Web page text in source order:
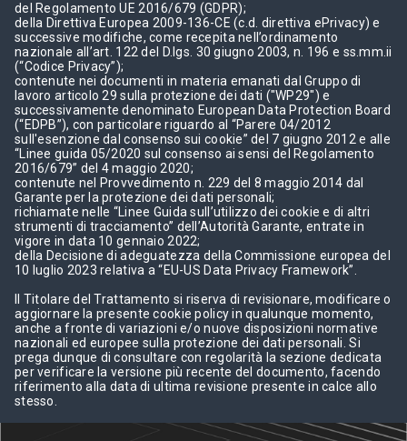
del Regolamento UE 2016/679 (GDPR);
della Direttiva Europea 2009-136-CE (c.d. direttiva ePrivacy) e
successive modifiche, come recepita nell’ordinamento
nazionale all’art. 122 del D.lgs. 30 giugno 2003, n. 196 e ss.mm.ii
(“Codice Privacy”);
contenute nei documenti in materia emanati dal Gruppo di
lavoro articolo 29 sulla protezione dei dati ("WP29") e
successivamente denominato European Data Protection Board
(“EDPB”), con particolare riguardo al “Parere 04/2012
sull'esenzione dal consenso sui cookie” del 7 giugno 2012 e alle
“Linee guida 05/2020 sul consenso ai sensi del Regolamento
2016/679” del 4 maggio 2020;
contenute nel Provvedimento n. 229 del 8 maggio 2014 dal
Garante per la protezione dei dati personali;
richiamate nelle “Linee Guida sull’utilizzo dei cookie e di altri
strumenti di tracciamento” dell’Autorità Garante, entrate in
vigore in data 10 gennaio 2022;
della Decisione di adeguatezza della Commissione europea del
10 luglio 2023 relativa a “EU-US Data Privacy Framework”.
Il Titolare del Trattamento si riserva di revisionare, modificare o
aggiornare la presente cookie policy in qualunque momento,
anche a fronte di variazioni e/o nuove disposizioni normative
nazionali ed europee sulla protezione dei dati personali. Si
prega dunque di consultare con regolarità la sezione dedicata
per verificare la versione più recente del documento, facendo
riferimento alla data di ultima revisione presente in calce allo
stesso.